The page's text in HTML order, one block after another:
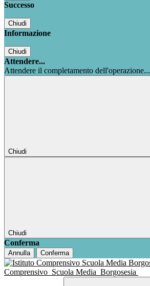
Successo
Chiudi
Informazione
Chiudi
Attendere...
Attendere il completamento dell'operazione...
Chiudi
Chiudi
Conferma
Annulla Conferma
Comprensivo Scuola Media Borgosesia